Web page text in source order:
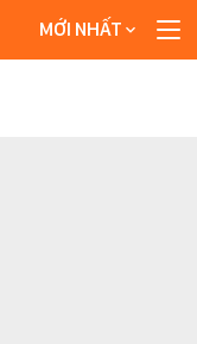
MỚI NHẤT